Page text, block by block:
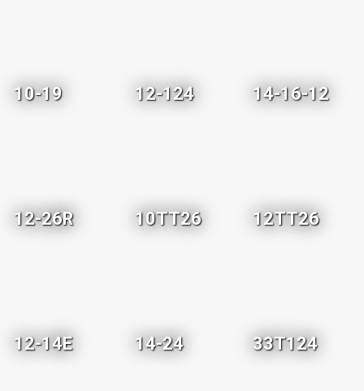
10-19 12-124 14-16-12
12-26R 10TT26 12TT26
12-14E 14-24 33T124